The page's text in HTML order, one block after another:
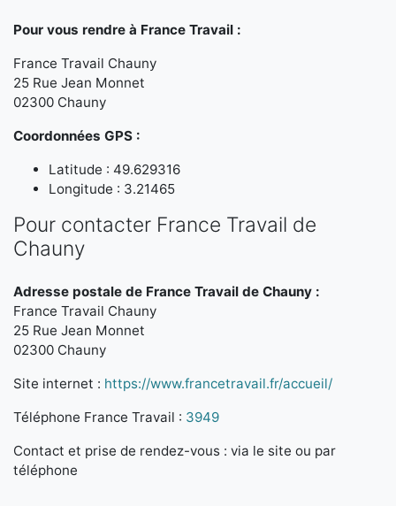
Pour vous rendre à France Travail :
France Travail Chauny
25 Rue Jean Monnet
02300 Chauny
Coordonnées GPS :
Latitude : 49.629316
Longitude : 3.21465
Pour contacter France Travail de
Chauny
Adresse postale de France Travail de Chauny :
France Travail Chauny
25 Rue Jean Monnet
02300 Chauny
Site internet : https://www.francetravail.fr/accueil/
Téléphone France Travail : 3949
Contact et prise de rendez-vous : via le site ou par
téléphone